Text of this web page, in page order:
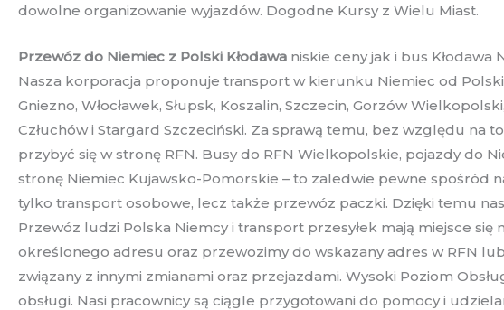
dowolne organizowanie wyjazdów. Dogodne Kursy z Wielu Miast.
Przewóz do Niemiec z Polski Kłodawa niskie ceny jak i bus
Nasza korporacja proponuje transport w kierunku Niemiec od
Gniezno, Włocławek, Słupsk, Koszalin, Szczecin, Gorzów
Człuchów i Stargard Szczeciński. Za sprawą temu, bez względu na
przybyć się w stronę RFN. Busy do RFN Wielkopolskie, pojazdy do
stronę Niemiec Kujawsko-Pomorskie – to zaledwie pewne spośród
tylko transport osobowe, lecz także przewóz paczki. Dzięki temu
Przewóz ludzi Polska Niemcy i transport przesyłek mają miejsce
określonego adresu oraz przewozimy do wskazany adres w RFN
związany z innymi zmianami oraz przejazdami. Wysoki Poziom
obsługi. Nasi pracownicy są ciągle przygotowani do pomocy i